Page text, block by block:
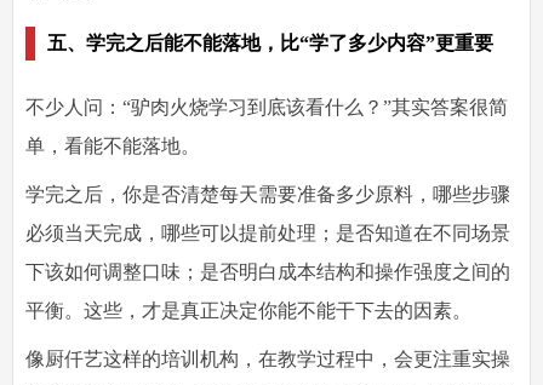
五、学完之后能不能落地，比“学了多少内容”更重要
不少人问：“驴肉火烧学习到底该看什么？”其实答案很简
单，看能不能落地。
学完之后，你是否清楚每天需要准备多少原料，哪些步骤
必须当天完成，哪些可以提前处理；是否知道在不同场景
下该如何调整口味；是否明白成本结构和操作强度之间的
平衡。这些，才是真正决定你能不能干下去的因素。
像厨仟艺这样的培训机构，在教学过程中，会更注重实操